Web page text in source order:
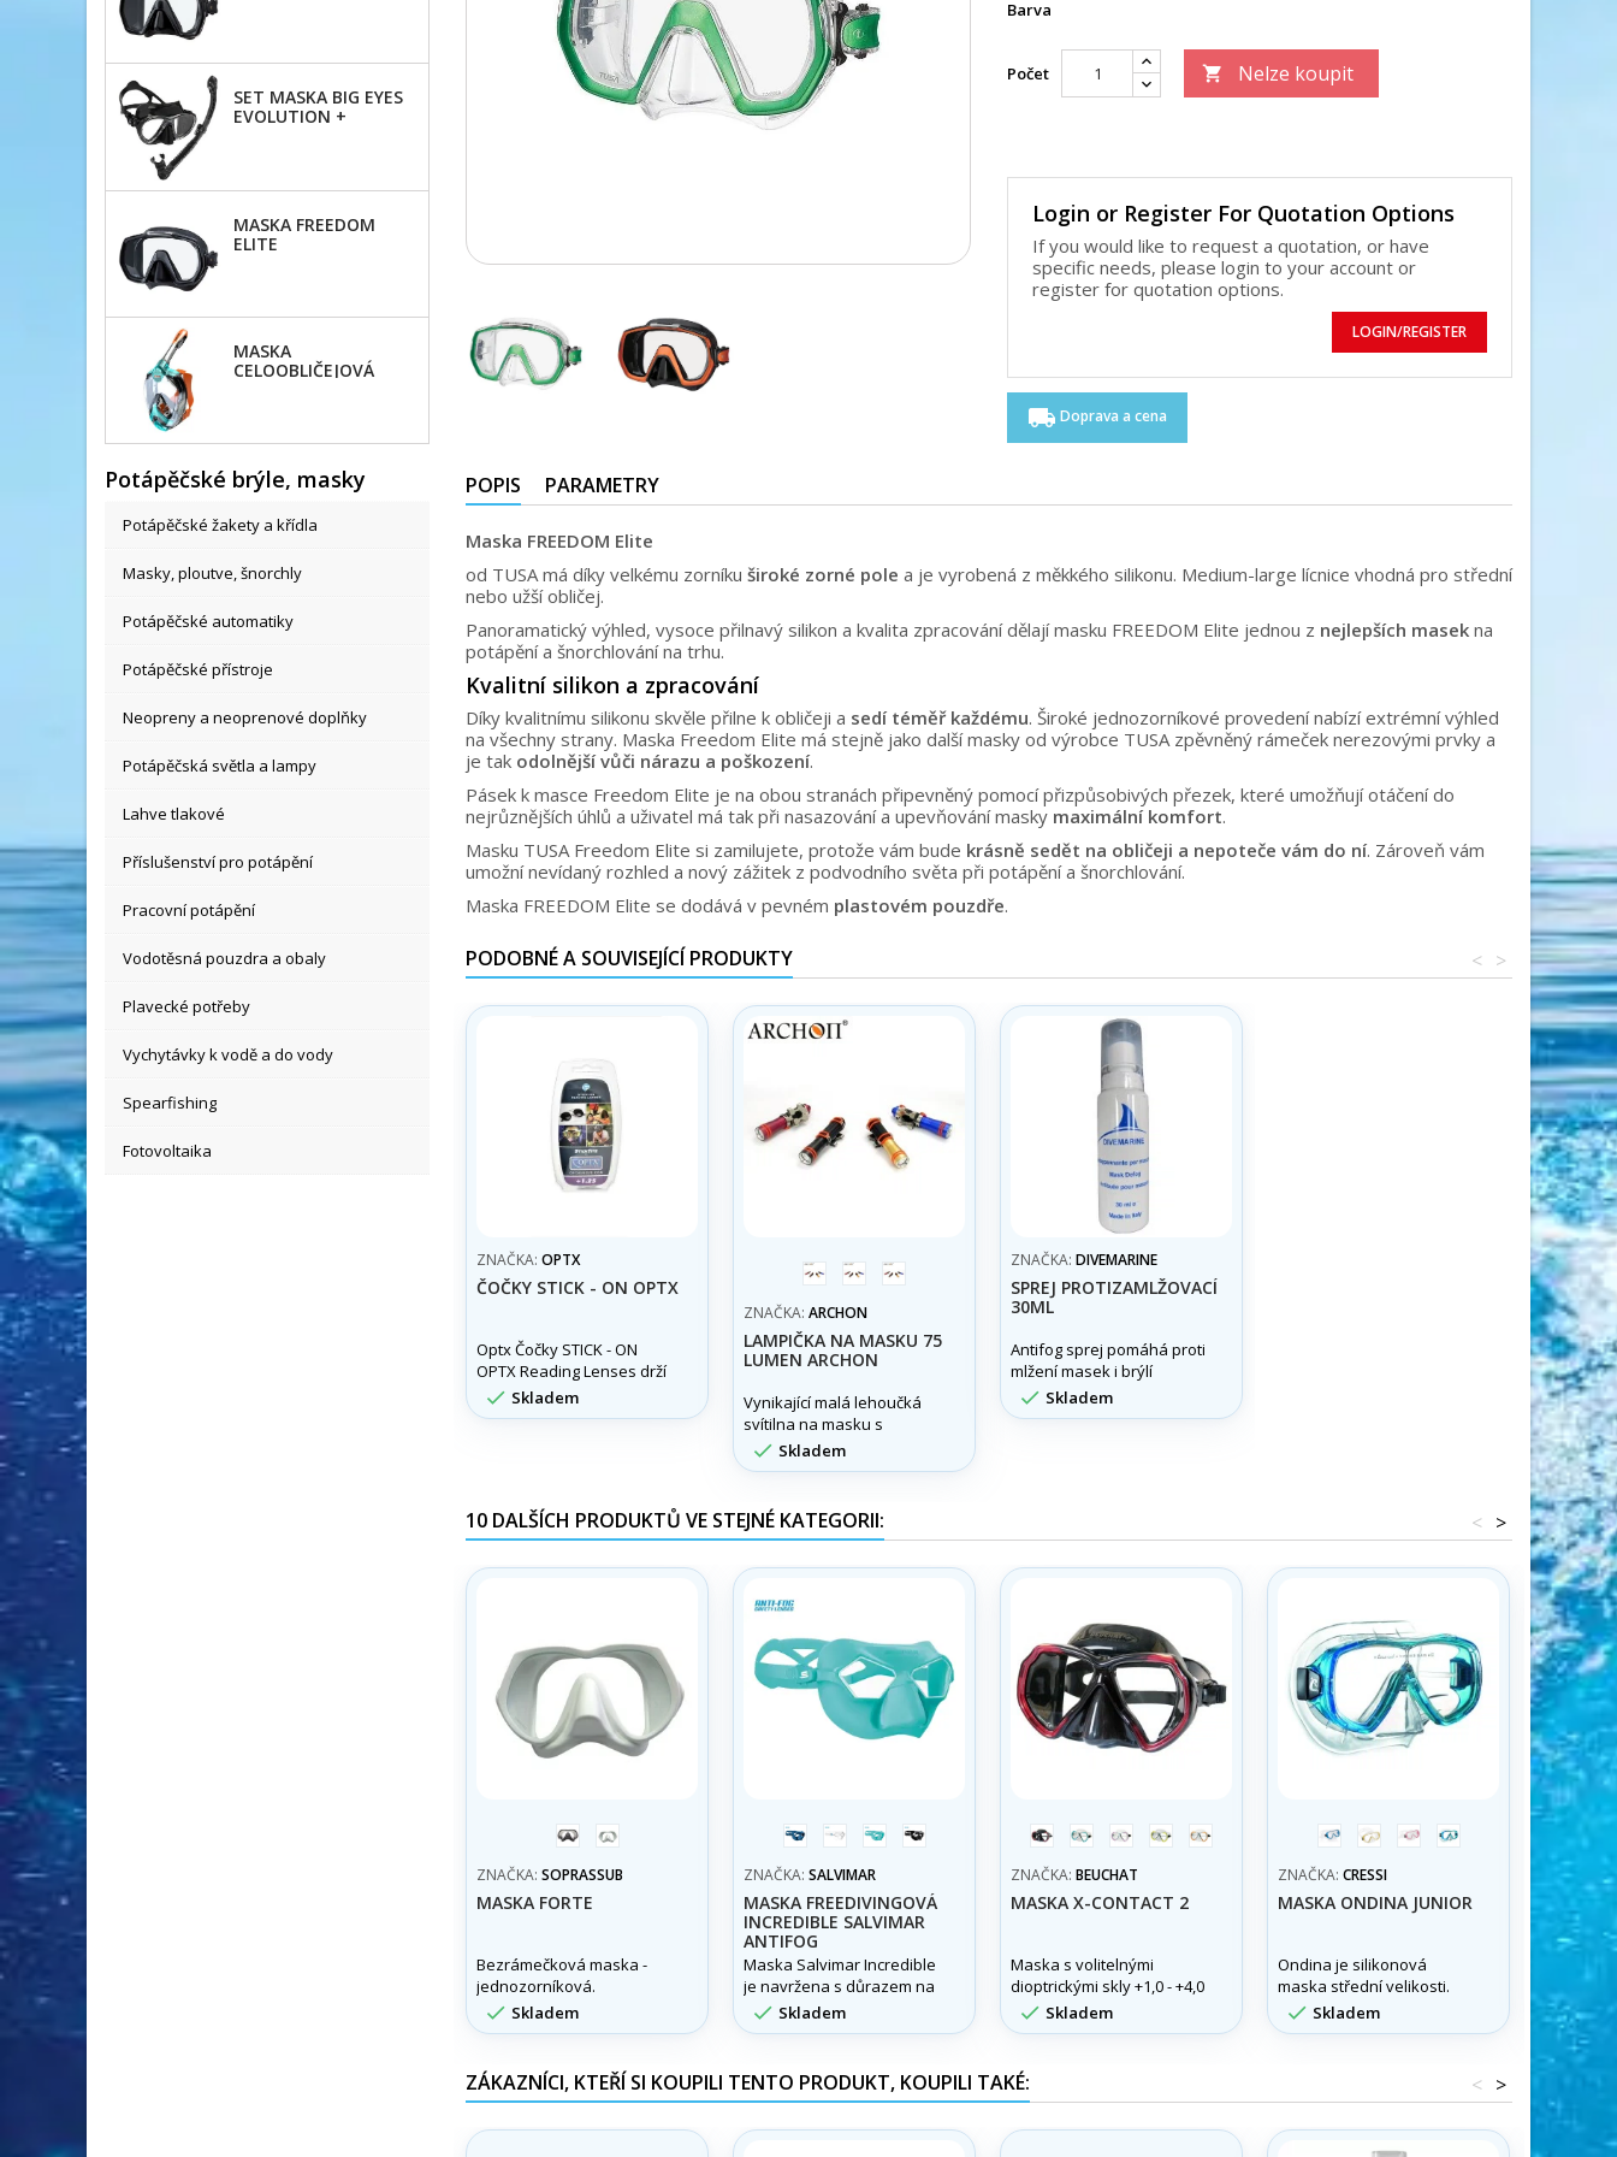
SET MASKA BIG EYES
EVOLUTION +
MASKA FREEDOM
ELITE
MASKA
CELOOBLIČEJOVÁ
Potápěčské brýle, masky
Potápěčské žakety a křídla
Masky, ploutve, šnorchly
Potápěčské automatiky
Potápěčské přístroje
Neopreny a neoprenové doplňky
Potápěčská světla a lampy
Lahve tlakové
Příslušenství pro potápění
Pracovní potápění
Vodotěsná pouzdra a obaly
Plavecké potřeby
Vychytávky k vodě a do vody
Spearfishing
Fotovoltaika
Barva
Počet  Nelze koupit
Login or Register For Quotation Options
If you would like to request a quotation, or have
specific needs, please login to your account or
register for quotation options.
LOGIN/REGISTER
local_shipping Doprava a cena
POPIS PARAMETRY
Maska FREEDOM Elite
od TUSA má díky velkému zorníku široké zorné pole a je vyrobená z měkkého silikonu. Medium-large lícnice vhodná pro střední
nebo užší obličej.
Panoramatický výhled, vysoce přilnavý silikon a kvalita zpracování dělají masku FREEDOM Elite jednou z nejlepších masek na
potápění a šnorchlování na trhu.
Kvalitní silikon a zpracování
Díky kvalitnímu silikonu skvěle přilne k obličeji a sedí téměř každému. Široké jednozorníkové provedení nabízí extrémní výhled
na všechny strany. Maska Freedom Elite má stejně jako další masky od výrobce TUSA zpěvněný rámeček nerezovými prvky a
je tak odolnější vůči nárazu a poškození.
Pásek k masce Freedom Elite je na obou stranách připevněný pomocí přizpůsobivých přezek, které umožňují otáčení do
nejrůznějších úhlů a uživatel má tak při nasazování a upevňování masky maximální komfort.
Masku TUSA Freedom Elite si zamilujete, protože vám bude krásně sedět na obličeji a nepoteče vám do ní. Zároveň vám
umožní nevídaný rozhled a nový zážitek z podvodního světa při potápění a šnorchlování.
Maska FREEDOM Elite se dodává v pevném plastovém pouzdře.
PODOBNÉ A SOUVISEJÍCÍ PRODUKTY >
<
ZNAČKA: OPTX
ČOČKY STICK - ON OPTX
Optx Čočky STICK - ON
OPTX Reading Lenses drží
na skle vlastní adhezí.
Možno použít i do
 Skladem
červenámodráblack
ZNAČKA: ARCHON
LAMPIČKA NA MASKU 75
LUMEN ARCHON
Vynikající malá lehoučká
svítilna na masku s
výkonem 75 lumen a
úchytem na řemínek
 Skladem
ZNAČKA: DIVEMARINE
SPREJ PROTIZAMLŽOVACÍ
30ML
Antifog sprej pomáhá proti
mlžení masek i brýlí
 Skladem
10 DALŠÍCH PRODUKTŮ VE STEJNÉ KATEGORII: >
<
černábílá
ZNAČKA: SOPRASSUB
MASKA FORTE
Bezrámečková maska -
jednozorníková.
 Skladem
modrátransparentní
aquačerná
ZNAČKA: SALVIMAR
MASKA FREEDIVINGOVÁ
INCREDIBLE SALVIMAR
ANTIFOG
Maska Salvimar Incredible
je navržena s důrazem na
minimální vnitřní objem a
kompaktní rozměry, což
lehkou konstrukci a
pohodlné používání i při
 Skladem
černá/transparentní/aqua
transparentní/růžová
transparentní/
transparentní/oranžová
ZNAČKA: BEUCHAT
MASKA X-CONTACT 2
Maska s volitelnými
dioptrickými skly +1,0 - +4,0
/ -1,0 - -8,0.
 Skladem
modrážlutá růžováaqua
ZNAČKA: CRESSI
MASKA ONDINA JUNIOR
Ondina je silikonová
maska střední velikosti.
 Skladem
ZNAČKA:
MASKA
širokým
značky

ZÁKAZNÍCI, KTEŘÍ SI KOUPILI TENTO PRODUKT, KOUPILI TAKÉ: >
<